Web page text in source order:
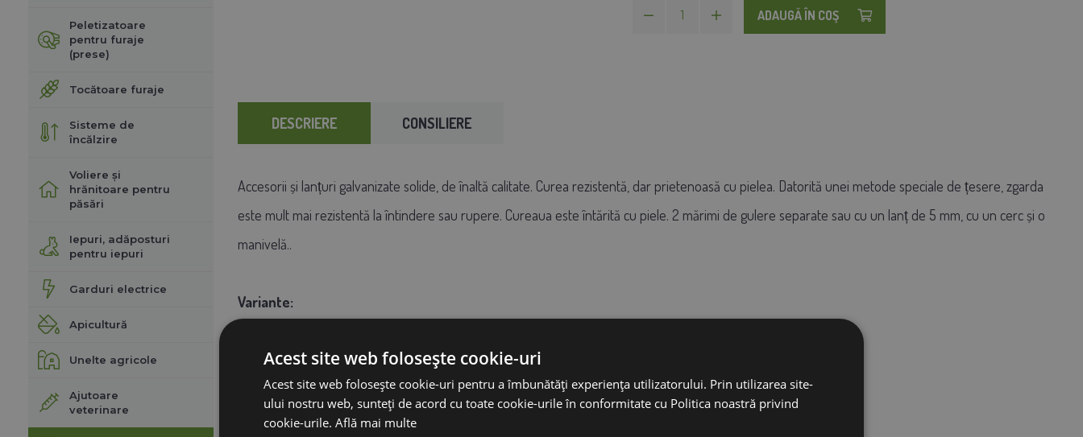
Peletizatoare
pentru furaje
(prese)
Tocătoare furaje
Sisteme de
încălzire
Voliere și
hrănitoare pentru
păsări
Iepuri, adăposturi
pentru iepuri
Garduri electrice
Apicultură
Unelte agricole
Ajutoare
veterinare
ADAUGĂ ÎN COŞ
DESCRIERE CONSILIERE
Accesorii și lanțuri galvanizate solide, de înaltă calitate. Curea rezistentă, dar prietenoasă cu pielea. Datorită unei metode speciale de țesere, zgarda
este mult mai rezistentă la întindere sau rupere. Cureaua este întărită cu piele. 2 mărimi de gulere separate sau cu un lanț de 5 mm, cu un cerc și o
manivelă..
Variante:
85 x 4 cm fără sau cu lanț
100 x 4 cm fără sau cu lanț
Acest site web folosește cookie-uri
Acest site web folosește cookie-uri pentru a îmbunătăți experiența utilizatorului. Prin utilizarea site-
ului nostru web, sunteți de acord cu toate cookie-urile în conformitate cu Politica noastră privind
cookie-urile. Află mai multe